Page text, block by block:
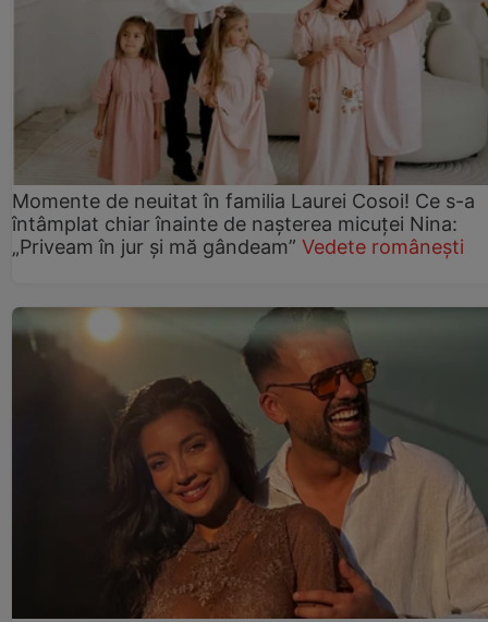
Momente de neuitat în familia Laurei Cosoi! Ce s-a
întâmplat chiar înainte de nașterea micuței Nina:
„Priveam în jur și mă gândeam” Vedete românești